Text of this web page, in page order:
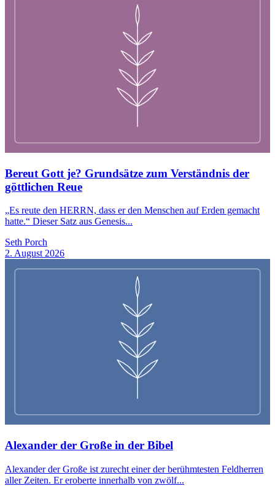
Bereut Gott je? Grundsätze zum Verständnis der
göttlichen Reue
„Es reute den HERRN, dass er den Menschen auf Erden gemacht
hatte.“ Dieser Satz aus Genesis...
Seth Porch
2. August 2026
Alexander der Große in der Bibel
Alexander der Große ist zurecht einer der berühmtesten Feldherren
aller Zeiten. Er eroberte innerhalb von zwölf...